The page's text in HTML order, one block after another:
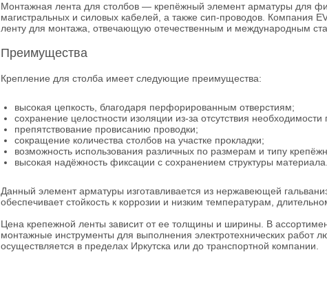
Монтажная лента для столбов — крепёжный элемент арматуры для
магистральных и силовых кабелей, а также сип-проводов. Компания
ленту для монтажа, отвечающую отечественным и международным
Преимущества
Крепление для столба имеет следующие преимущества:
высокая цепкость, благодаря перфорированным отверстиям;
сохранение целостности изоляции из-за отсутствия необходимости
препятствование провисанию проводки;
сокращение количества столбов на участке прокладки;
возможность использования различных по размерам и типу
высокая надёжность фиксации с сохранением структуры материала.
Данный элемент арматуры изготавливается из нержавеющей
обеспечивает стойкость к коррозии и низким температурам,
Цена крепежной ленты зависит от ее толщины и ширины. В
монтажные инструменты для выполнения электротехнических работ
осуществляется в пределах Иркутска или до транспортной компании.